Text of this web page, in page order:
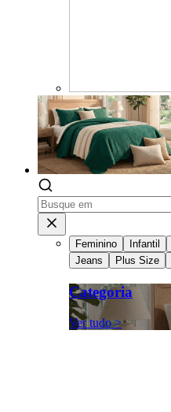
Feminino Infantil
Jeans
Plus Size
Categoria
Ver tudo >